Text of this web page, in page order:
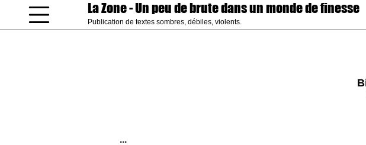
La Zone- Un peu de brute dans un monde de finesse
Publication de textes sombres, débiles, violents.
...